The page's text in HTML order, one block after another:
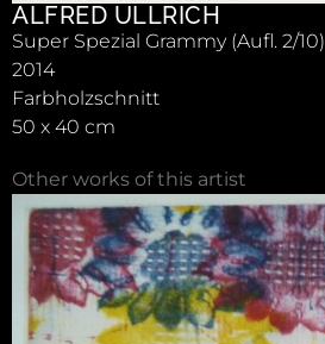
ALFRED ULLRICH
Super Spezial Grammy (Aufl. 2/10)
2014
Farbholzschnitt
50 x 40 cm
Other works of this artist